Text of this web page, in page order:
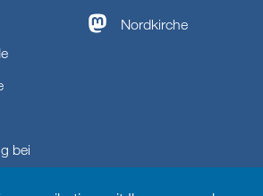
bei
Nordkirche